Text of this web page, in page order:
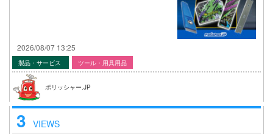
2026/08/07 13:25
製品・サービス ツール・用具用品
ポリッシャー.JP
3 VIEWS